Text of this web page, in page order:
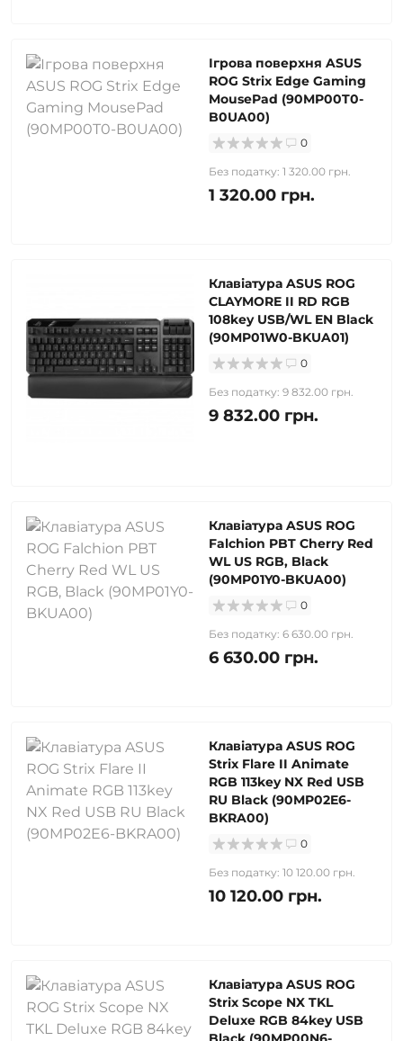
Ігрова поверхня ASUS
ROG Strix Edge Gaming
MousePad (90MP00T0-
B0UA00)
0
Без податку: 1 320.00 грн.
1 320.00 грн.
Клавіатура ASUS ROG
CLAYMORE II RD RGB
108key USB/WL EN Black
(90MP01W0-BKUA01)
0
Без податку: 9 832.00 грн.
9 832.00 грн.
Клавіатура ASUS ROG
Falchion PBT Cherry Red
WL US RGB, Black
(90MP01Y0-BKUA00)
0
Без податку: 6 630.00 грн.
6 630.00 грн.
Клавіатура ASUS ROG
Strix Flare II Animate
RGB 113key NX Red USB
RU Black (90MP02E6-
BKRA00)
0
Без податку: 10 120.00 грн.
10 120.00 грн.
Клавіатура ASUS ROG
Strix Scope NX TKL
Deluxe RGB 84key USB